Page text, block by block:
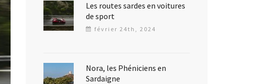
Les routes sardes en voitures
de sport
février 24th, 2024
Nora, les Phéniciens en
Sardaigne